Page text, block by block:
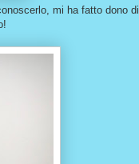
mi ha fatto dono di